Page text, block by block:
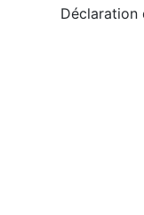
Déclaration